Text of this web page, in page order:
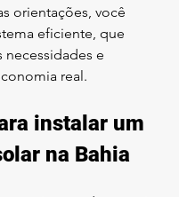
orientações, você
eficiente, que
necessidades e
real.
instalar um
na Bahia